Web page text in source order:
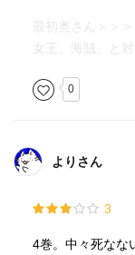
最初奥さん＞＞
女王、海賊、と
0
よりさん
3
4巻。中々死なな